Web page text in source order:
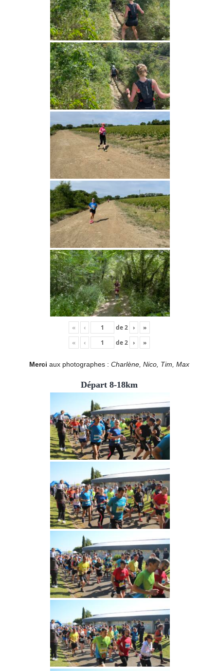
« ‹ de2 ›
»
«
‹ de2 › »
Merci aux photographes : Charlène, Nico, Tim, Max
Départ 8-18km